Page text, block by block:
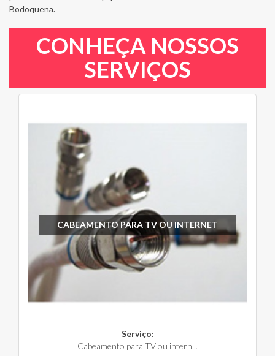
Bodoquena.
CONHEÇA NOSSOS
SERVIÇOS
CABEAMENTO PARA TV OU INTERNET
Serviço:
Cabeamento para TV ou intern...